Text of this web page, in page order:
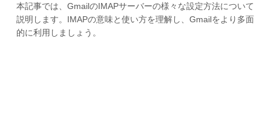
本記事では、GmailのIMAPサーバーの様々な設定方法について
説明します。IMAPの意味と使い方を理解し、Gmailをより多面
的に利用しましょう。